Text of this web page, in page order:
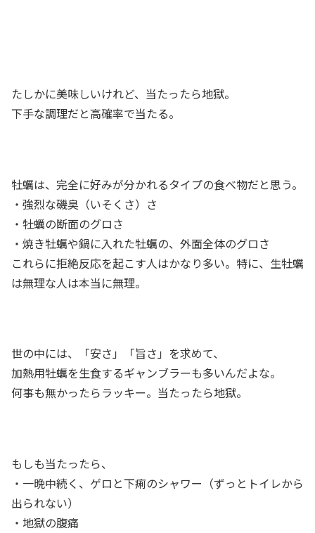
たしかに美味しいけれど、当たったら地獄。
下手な調理だと高確率で当たる。
牡蠣は、完全に好みが分かれるタイプの食べ物だと思う。
・強烈な磯臭（いそくさ）さ
・牡蠣の断面のグロさ
・焼き牡蠣や鍋に入れた牡蠣の、外面全体のグロさ
これらに拒絶反応を起こす人はかなり多い。 特に、生牡蠣
は無理な人は本当に無理。
世の中には、「安さ」「旨さ」を求めて、
加熱用牡蠣を生食するギャンブラーも多いんだよな。
何事も無かったらラッキー。当たったら地獄。
もしも当たったら、
・一晩中続く、ゲロと下痢のシャワー（ずっとトイレから
出られない）
・地獄の腹痛